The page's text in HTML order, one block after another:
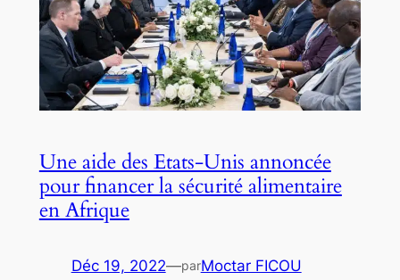
Une aide des Etats-Unis annoncée
pour financer la sécurité alimentaire
en Afrique
Déc 19, 2022—parMoctar FICOU